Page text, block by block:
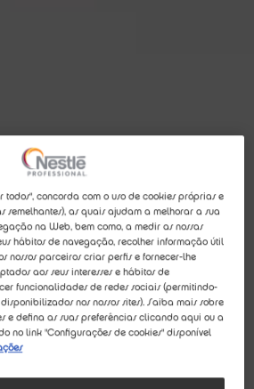
concorda com o uso de cookies próprias e
semelhantes), as quais ajudam a melhorar a sua
na Web, bem como, a medir as nossas
hábitos de navegação, recolher informação útil
nossos parceiros criar perfis e fornecer-lhe
aos seus interesses e hábitos de
funcionalidades de redes sociais (permitindo-
nos nossos sites). Saiba mais sobre
e defina as suas preferências clicando aqui ou a
no link "Configurações de cookies" disponível